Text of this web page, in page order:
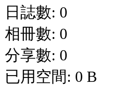
日誌數: 0
相冊數: 0
分享數: 0
已用空間: 0 B